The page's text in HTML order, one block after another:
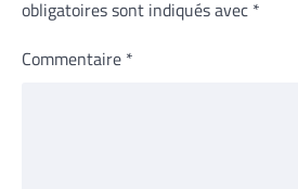
obligatoires sont indiqués avec *
Commentaire *